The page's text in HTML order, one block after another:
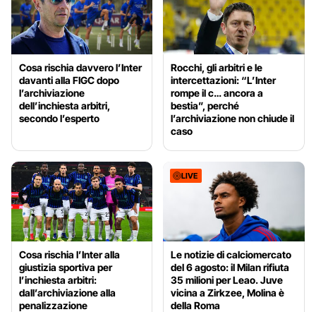
Cosa rischia davvero l’Inter
davanti alla FIGC dopo
l’archiviazione
dell’inchiesta arbitri,
secondo l’esperto
Rocchi, gli arbitri e le
intercettazioni: “L’Inter
rompe il c… ancora a
bestia”, perché
l’archiviazione non chiude il
caso
Cosa rischia l’Inter alla
giustizia sportiva per
l’inchiesta arbitri:
dall’archiviazione alla
penalizzazione
LIVE
Le notizie di calciomercato
del 6 agosto: il Milan rifiuta
35 milioni per Leao. Juve
vicina a Zirkzee, Molina è
della Roma